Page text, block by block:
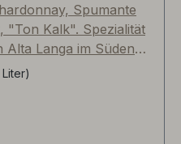
Spumante
"Ton Kalk". Spezialität
Alta Langa im Süden
Lese im Herbst, um